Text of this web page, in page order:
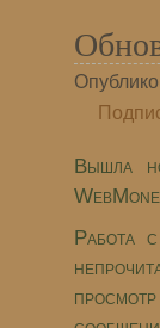
Вышла
Работа